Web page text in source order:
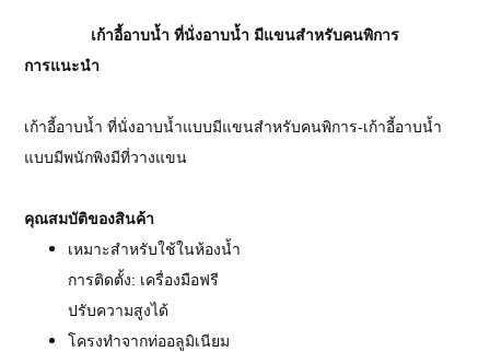
เก้าอี้อาบน้ำ ที่นั่งอาบน้ำ มีแขนสำหรับคนพิการ
การแนะนำ
เก้าอี้อาบน้ำ ที่นั่งอาบน้ำแบบมีแขนสำหรับคนพิการ-เก้าอี้อาบน้ำ
แบบมีพนักพิงมีที่วางแขน
คุณสมบัติของสินค้า
เหมาะสำหรับใช้ในห้องน้ำ
การติดตั้ง: เครื่องมือฟรี
ปรับความสูงได้
โครงทำจากท่ออลูมิเนียม